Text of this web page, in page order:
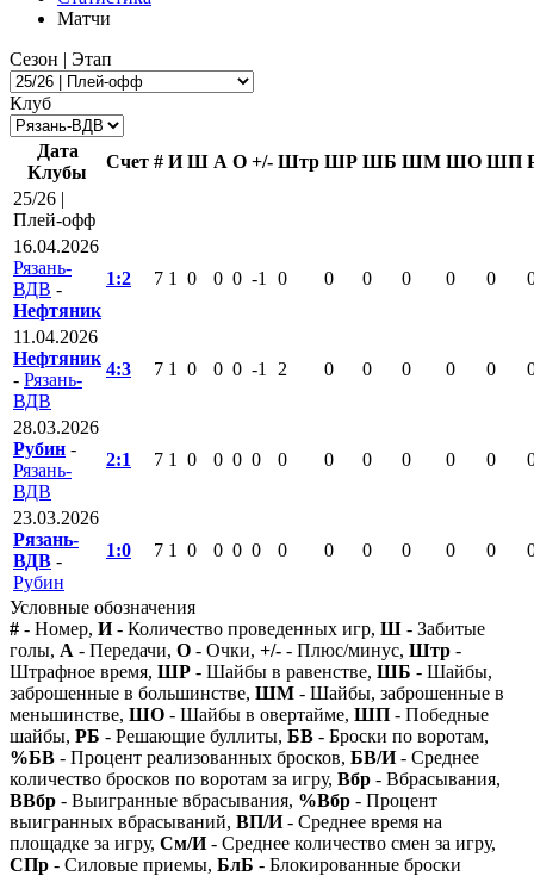
Матчи
Сезон | Этап
Клуб
Дата
Клубы
Счет # И Ш А О +/- Штр ШР ШБ ШМ ШО ШП
25/26 |
Плей-офф
16.04.2026
Рязань-
ВДВ -
Нефтяник
1:2 7 1 0 0 0 -1 0 0 0 0 0 0
11.04.2026
Нефтяник
- Рязань-
ВДВ
4:3 7 1 0 0 0 -1 2 0 0 0 0 0
28.03.2026
Рубин -
Рязань-
ВДВ
2:1 7 1 0 0 0 0 0 0 0 0 0 0
23.03.2026
Рязань-
ВДВ -
Рубин
1:0 7 1 0 0 0 0 0 0 0 0 0 0
Условные обозначения
# - Номер, И- Количество проведенных игр, Ш - Забитые
голы, А - Передачи, О - Очки, +/- - Плюс/минус, Штр -
Штрафное время, ШР - Шайбы в равенстве, ШБ - Шайбы,
заброшенные в большинстве, ШМ - Шайбы, заброшенные в
меньшинстве, ШО - Шайбы в овертайме, ШП - Победные
шайбы, РБ - Решающие буллиты, БВ - Броски по воротам,
%БВ - Процент реализованных бросков, БВ/И- Среднее
количество бросков по воротам за игру, Вбр - Вбрасывания,
ВВбр - Выигранные вбрасывания, %Вбр - Процент
выигранных вбрасываний, ВП/И- Среднее время на
площадке за игру, См/И- Среднее количество смен за игру,
СПр - Силовые приемы, БлБ - Блокированные броски